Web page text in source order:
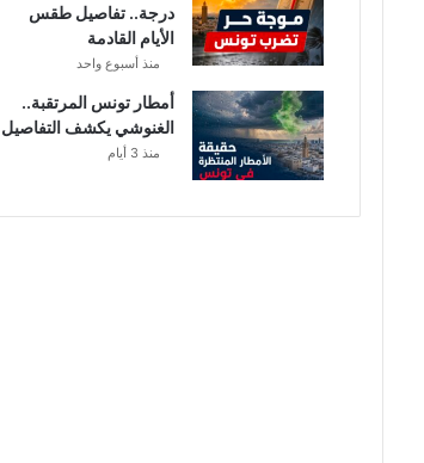
درجة.. تفاصيل طقس
الأيام القادمة
منذ أسبوع واحد
أمطار تونس المرتقبة..
الغنوشي يكشف التفاصيل
منذ 3 أيام